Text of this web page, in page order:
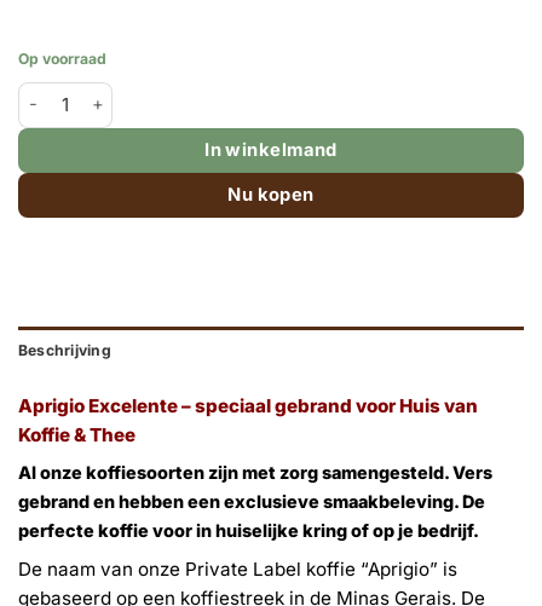
Op voorraad
Aprigio Excelente - Maya Supreme koffiebonen 100% Arabica -
In winkelmand
Nu kopen
Beschrijving
Aprigio Excelente – speciaal gebrand voor Huis van
Koffie & Thee
Al onze koffiesoorten zijn met zorg samengesteld. Vers
gebrand en hebben een exclusieve smaakbeleving. De
perfecte koffie voor in huiselijke kring of op je bedrijf.
De naam van onze Private Label koffie “Aprigio” is
gebaseerd op een koffiestreek in de Minas Gerais. De